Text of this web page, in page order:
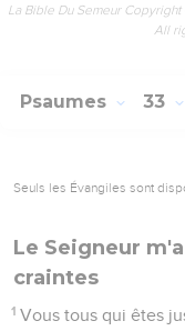
La Bible Du Semeur
All
Psaumes 33
Seuls les Évangiles sont
Le Seigneur
craintes
1 Vous tous qui êtes